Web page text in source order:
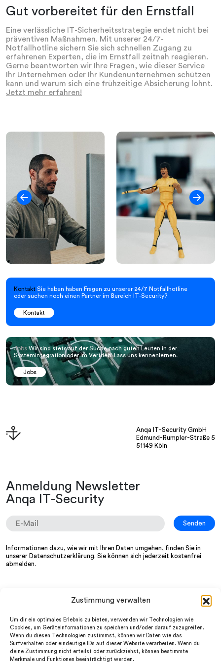
Zustimmung verwalten
Um dir ein optimales Erlebnis zu bieten, verwenden wir Technologien wie
Cookies, um Geräteinformationen zu speichern und/oder darauf zuzugreifen.
Wenn du diesen Technologien zustimmst, können wir Daten wie das
Surfverhalten oder eindeutige IDs auf dieser Website verarbeiten. Wenn du
deine Zustimmung nicht erteilst oder zurückziehst, können bestimmte
Merkmale und Funktionen beeinträchtigt werden.
Gut vorbereitet für den Ernstfall
Eine verlässliche IT-Sicherheitsstrategie endet nicht bei
präventiven Maßnahmen. Mit unserer 24/7-
Notfallhotline sichern Sie sich schnellen Zugang zu
erfahrenen Experten, die im Ernstfall zeitnah reagieren.
Gerne beantworten wir Ihre Fragen, wie dieser Service
Ihr Unternehmen oder Ihr Kundenunternehmen schützen
kann und warum sich eine frühzeitige Absicherung lohnt.
Jetzt mehr erfahren!
Kontakt
Kontakt Sie haben haben Fragen zu unserer 24/7 Notfallhotline
oder suchen noch einen Partner im Bereich IT-Security?
Jobs
Jobs Wir sind stets auf der Suche nach guten Leuten in der
Systemintegration oder im Vertrieb. Lass uns kennenlernen.
LinkedIn
facebook
Datenschutz
Impressum
Partner
News
FAQ
Jobs
Anqa IT-Security GmbH
Edmund-Rumpler-Straße 5
51149 Köln
Anmeldung Newsletter
Anqa IT-Security
Informationen dazu, wie wir mit Ihren Daten umgehen, finden Sie in
unserer Datenschutzerklärung. Sie können sich jederzeit kostenfrei
abmelden.